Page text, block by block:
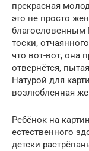
прекрасная
это не просто
благословенным
тоски,
что вот-вот, она
отвернётся,
Натурой для
возлюбленная
Ребёнок на
естественного
детски